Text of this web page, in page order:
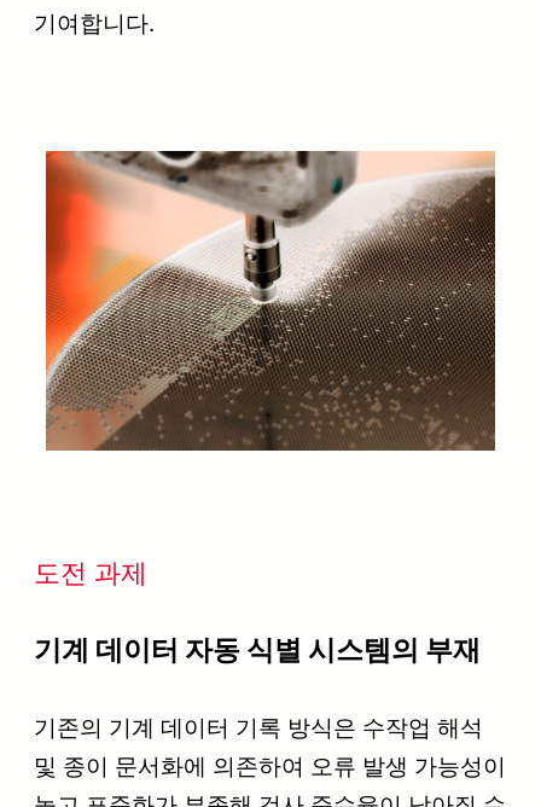
기여합니다.
도전 과제
기계 데이터 자동 식별 시스템의 부재
기존의 기계 데이터 기록 방식은 수작업 해석
및 종이 문서화에 의존하여 오류 발생 가능성이